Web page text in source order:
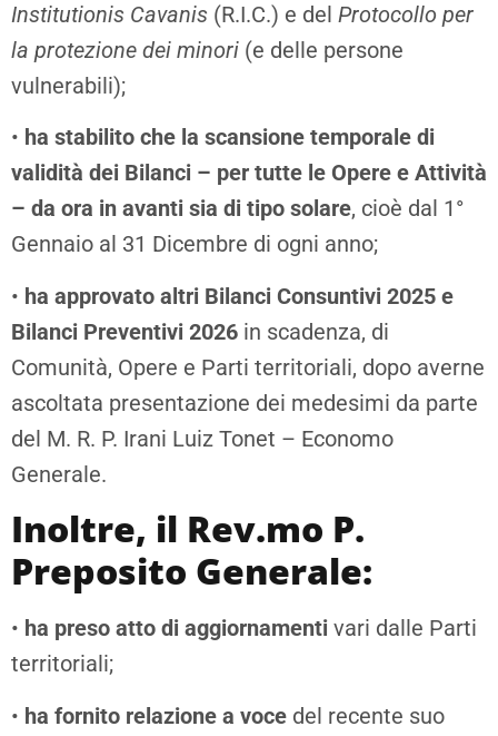
Institutionis Cavanis (R.I.C.) e del Protocollo per
la protezione dei minori (e delle persone
vulnerabili);
• ha stabilito che la scansione temporale di
validità dei Bilanci – per tutte le Opere e Attività
– da ora in avanti sia di tipo solare, cioè dal 1°
Gennaio al 31 Dicembre di ogni anno;
• ha approvato altri Bilanci Consuntivi 2025 e
Bilanci Preventivi 2026 in scadenza, di
Comunità, Opere e Parti territoriali, dopo averne
ascoltata presentazione dei medesimi da parte
del M. R. P. Irani Luiz Tonet – Economo
Generale.
Inoltre, il Rev.mo P.
Preposito Generale:
• ha preso atto di aggiornamenti vari dalle Parti
territoriali;
• ha fornito relazione a voce del recente suo